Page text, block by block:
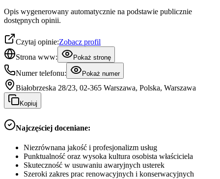
Opis wygenerowany automatycznie na podstawie publicznie
dostępnych opinii.
Czytaj opinie:Zobacz profil
Strona www:
Pokaż stronę
Numer telefonu: Pokaż numer
Białobrzeska 28/23, 02-365 Warszawa, Polska, Warszawa
Kopiuj
Najczęściej doceniane:
Niezrównana jakość i profesjonalizm usług
Punktualność oraz wysoka kultura osobista właściciela
Skuteczność w usuwaniu awaryjnych usterek
Szeroki zakres prac renowacyjnych i konserwacyjnych